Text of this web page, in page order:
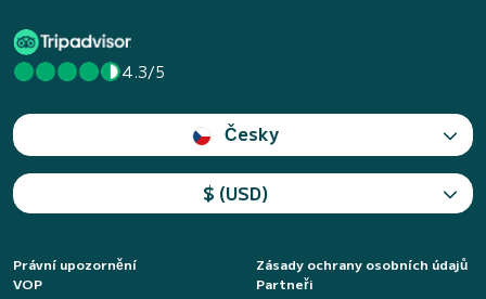
4.3/5
Česky
$ (USD)
Právní upozornění
Zásady ochrany osobních údajů
VOP
Partneři